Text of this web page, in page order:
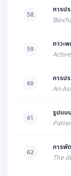
58
การป
59
ภาวะ
60
การป
An
61
รูปแบ
62
การพั
The